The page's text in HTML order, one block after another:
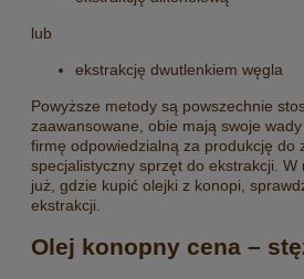
lub
ekstrakcję dwutlenkiem węgla
Powyższe metody są powszechnie
zaawansowane, obie mają swoje
firmę odpowiedzialną za produkcję do
specjalistyczny sprzęt do ekstrakcji. W
już, gdzie kupić olejki z konopi,
ekstrakcji.
Olej konopny cena –